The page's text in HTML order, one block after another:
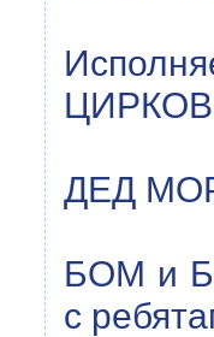
ДЕД
БОМ и
с